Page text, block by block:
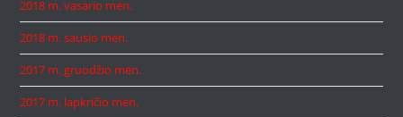
2018 m. vasario mėn.
2018 m. sausio mėn.
2017 m. gruodžio mėn.
2017 m. lapkričio mėn.